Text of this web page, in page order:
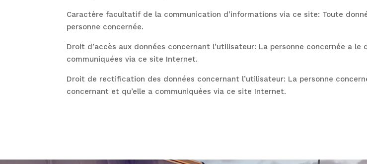
Caractère facultatif de la communication d’informations via ce site: Toute
personne concernée.
Droit d’accès aux données concernant l’utilisateur: La personne concernée a
communiquées via ce site Internet.
Droit de rectification des données concernant l’utilisateur: La personne
concernant et qu’elle a communiquées via ce site Internet.